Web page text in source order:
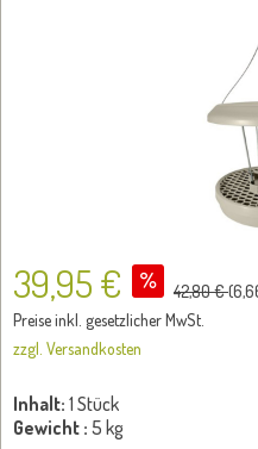
39,95 € 42,80 €(
Preise inkl. gesetzlicher MwSt.
zzgl. Versandkosten
Inhalt: 1 Stück
Gewicht : 5 kg